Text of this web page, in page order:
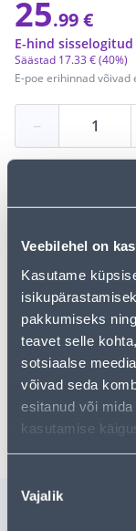
Veebilehel on
Kasutame
pakkumiseks
teavet selle
sotsiaalse
võivad seda
esitanud või
kasutamise
valik
Vajalik
25.99 €
E-poe erihinnad
Säästad 17.33 €(40%)
E-hind
−
•
• Kandevõime
• 14-päevane
Eeldatav
Poest kätte,
Sarnased tooted